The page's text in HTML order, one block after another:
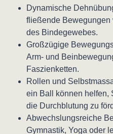
Dynamische
fließende Bewegungen
des Bindegewebes.
Großzügige
Arm- und
Faszienketten.
Rollen und
ein Ball können helfen,
die Durchblutung zu
Abwechslungsreiche
Gymnastik, Yoga oder